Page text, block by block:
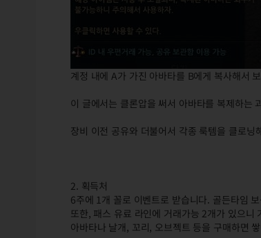
계정 내에 A가 가진 아바타를 B에게 복사해서
이 글에서는 클론압을 써서 아바타를 복제하는
장비 이전 공유와 더불어서 각종 룩템을 클로
2. 획득처
6주에 1개 꼴로 이벤트로 받습니다. 골든타임
또한, 패스 유료 라인에 거래가능 2개가 있으니
아바타나 날개, 꼬리, 오브젝트 등을 구매하면